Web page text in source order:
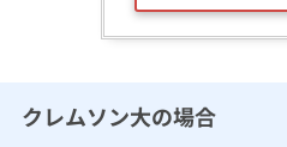
クレムソン大の場合